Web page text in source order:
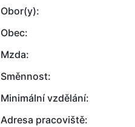
Obor(y):
Obec:
Mzda:
Směnnost:
Minimální vzdělání:
Adresa pracoviště: